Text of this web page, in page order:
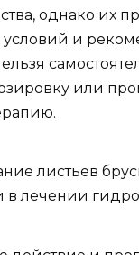
однако их
условий и
или
листьев
в лечении